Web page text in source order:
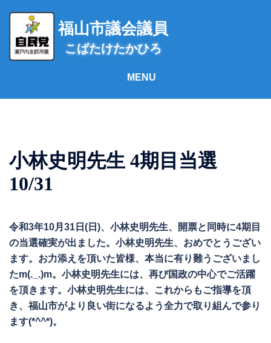
ス
福山市議会議員
こばたけたかひろ
小林史明先生 4期目当選
10/31
令和3年10月31日(日)、小林史明先生、開票と同時に4期目
の当選確実が出ました。小林史明先生、おめでとうござい
ます。お力添えを頂いた皆様、本当に有り難うございまし
たm(._.)m。小林史明先生には、再び国政の中心でご活躍
を頂きます。小林史明先生には、これからもご指導を頂
き、福山市がより良い街になるよう全力で取り組んで参り
ます(*^^*)。